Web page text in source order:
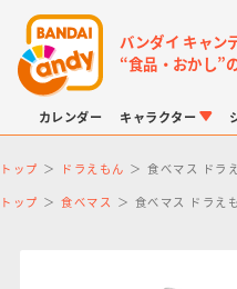
バンダイ キャン
“食品・おかし”
カレンダー キャラクター
トップ ドラえもん 食べマス ドラ
トップ 食べマス 食べマス ドラえ